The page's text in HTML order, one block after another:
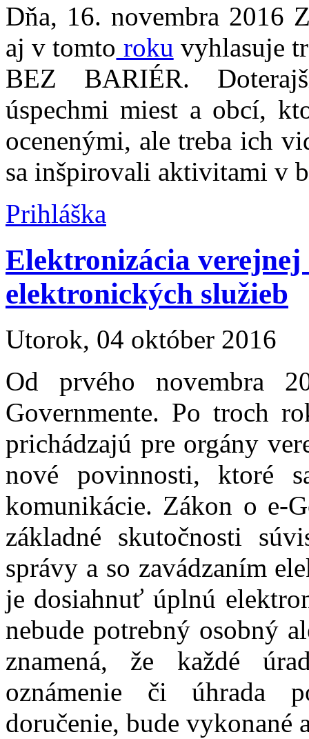
Dňa, 16. novembra 2016
aj v tomto roku vyhlasuje
BEZ BARIÉR.
úspechmi miest a obcí,
ocenenými, ale treba ich
sa inšpirovali aktivitami v
Prihláška
Elektronizácia verejnej
elektronických služieb
Utorok, 04 október 2016
Od prvého novembra
Governmente. Po troch
prichádzajú pre orgány
nové povinnosti, ktoré
komunikácie. Zákon o e-
základné skutočnosti
správy a so zavádzaním
je dosiahnuť úplnú
nebude potrebný osobný
znamená, že každé
oznámenie či úhrada
doručenie, bude vykonané